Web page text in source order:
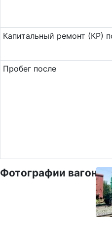
Ка­пи­таль­ный ремонт (КР)
Пробег после
Фотографии вагона